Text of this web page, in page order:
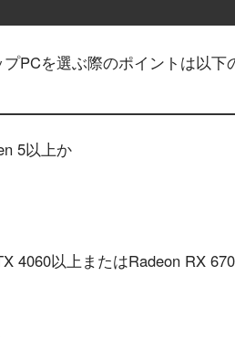
PCを選ぶ際のポイントは以下
5以上か
4060以上またはRadeon RX